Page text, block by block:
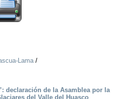
Lama/
declaración de la Asamblea por la
del Valle del Huasco